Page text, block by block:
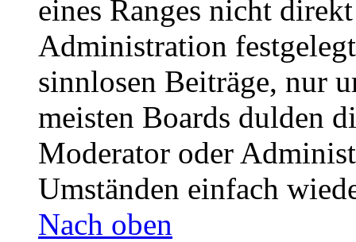
eines Ranges nicht
Administration
sinnlosen Beiträge, nur
meisten Boards dulden
Moderator oder
Umständen einfach
Nach oben